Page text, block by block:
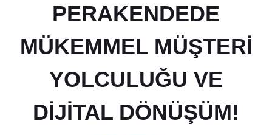
PERAKENDEDE
MÜKEMMEL MÜŞTERI
YOLCULUĞU VE
DIJITAL DÖNÜŞÜM!